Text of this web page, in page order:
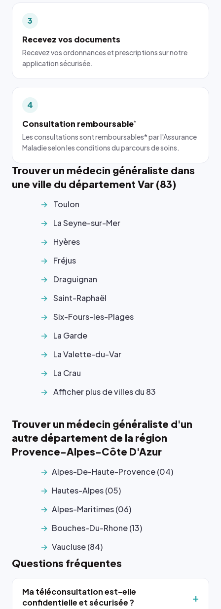
3
Recevez vos documents
Recevez vos ordonnances et prescriptions sur notre
application sécurisée.
4
Consultation remboursable*
Les consultations sont remboursables* par l'Assurance
Maladie selon les conditions du parcours de soins.
Trouver un médecin généraliste dans
une ville du département Var (83)
Toulon
La Seyne-sur-Mer
Hyères
Fréjus
Draguignan
Saint-Raphaël
Six-Fours-les-Plages
La Garde
La Valette-du-Var
La Crau
Afficher plus de villes du 83
Trouver un médecin généraliste d'un
autre département de la région
Provence-Alpes-Côte D'Azur
Alpes-De-Haute-Provence (04)
Hautes-Alpes (05)
Alpes-Maritimes (06)
Bouches-Du-Rhone (13)
Vaucluse (84)
Questions fréquentes
Ma téléconsultation est-elle
confidentielle et sécurisée ?